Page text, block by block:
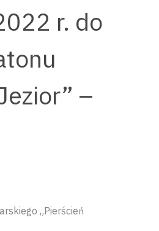
r. do
–
„Pierścień